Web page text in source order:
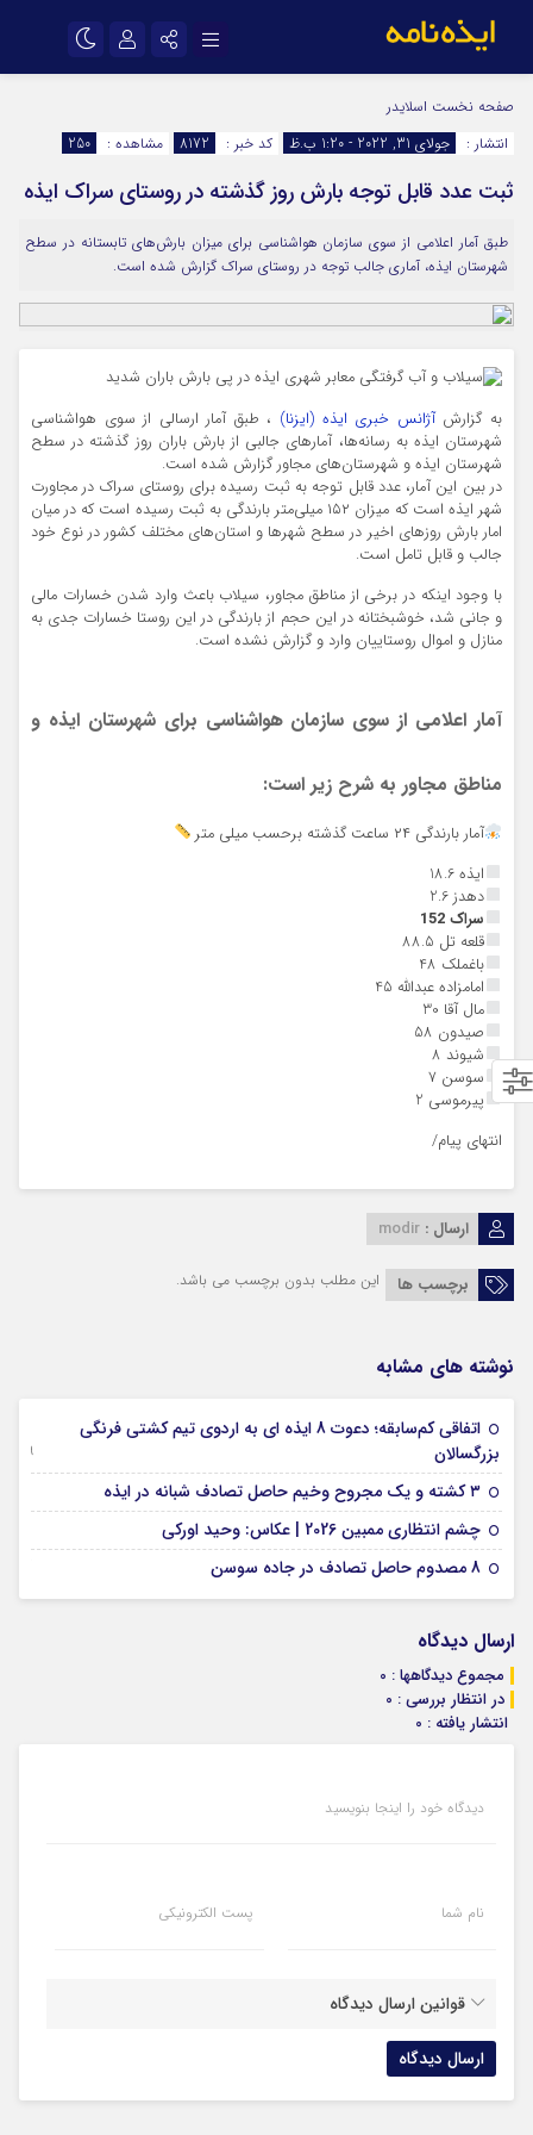
اینستاگرام
سروش
ایتا
آپارات
اپلیکیشن رمز عبور
صفحه نخست اسلایدر
انتشار :
جولای 31, 2022 - 1:20 ب.ظ کد خبر : 8172 مشاهده : 250
ثبت عدد قابل توجه بارش روز گذشته در روستای سراک ایذه
طبق آمار اعلامی از سوی سازمان هواشناسی برای میزان بارش‌های تابستانه در سطح
شهرستان ایذه، آماری جالب توجه در روستای سراک گزارش شده است.
به گزارش آژانس خبری ایذه (ایزنا) ، طبق آمار ارسالی از سوی هواشناسی
شهرستان ایذه به رسانه‌ها، آمار‌های جالبی از بارش باران روز گذشته در سطح
شهرستان ایذه و شهرستان‌های مجاور گزارش شده است.
در بین این آمار، عدد قابل توجه به ثبت رسیده برای روستای سراک در مجاورت
شهر ایذه است که میزان ۱۵۲ میلی‌متر بارندگی به ثبت رسیده است که در میان
امار بارش روز‌های اخیر در سطح شهر‌ها و استان‌های مختلف کشور در نوع خود
جالب و قابل تامل است.
با وجود اینکه در برخی از مناطق مجاور، سیلاب باعث وارد شدن خسارات مالی
و جانی شد، خوشبختانه در این حجم از بارندگی در این روستا خسارات جدی به
منازل و اموال روستاییان وارد و گزارش نشده است.
آمار اعلامی از سوی سازمان هواشناسی برای شهرستان ایذه و
مناطق مجاور به شرح زیر است:
آمار بارندگی ۲۴ ساعت گذشته برحسب میلی متر
ایذه 18.6
دهدز 2.6
سراک 152
قلعه تل 88.5
باغملک 48
امامزاده عبدالله 45
مال آقا 30
صیدون 58
شیوند 8
سوسن 7
پیرموسی 2
انتهای پیام/
ارسال : modir
برچسب ها این مطلب بدون برچسب می باشد.
نوشته های مشابه
اتفاقی کم‌سابقه؛ دعوت 8 ایذه ای به اردوی تیم کشتی فرنگی
بزرگسالان
09 جولای 2026
۳ کشته و یک مجروح وخیم حاصل تصادف شبانه در ایذه
چشم انتظاری ممبین 2026 | عکاس: وحید اورکی
8 مصدوم حاصل تصادف در جاده سوسن
ارسال دیدگاه
مجموع دیدگاهها : 0
در انتظار بررسی : 0
انتشار یافته : 0
دیدگاه خود را اینجا بنویسید
نام شما پست الکترونیکی
قوانین ارسال دیدگاه